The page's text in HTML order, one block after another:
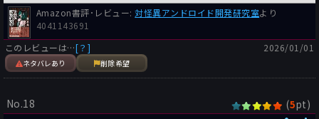
Amazon書評･レビュー:対怪異アンドロイド開発研究室より
4041143691
このレビューは…[？]
ネタバレあり 削除希望
2026/01/01
No.18 (5pt)